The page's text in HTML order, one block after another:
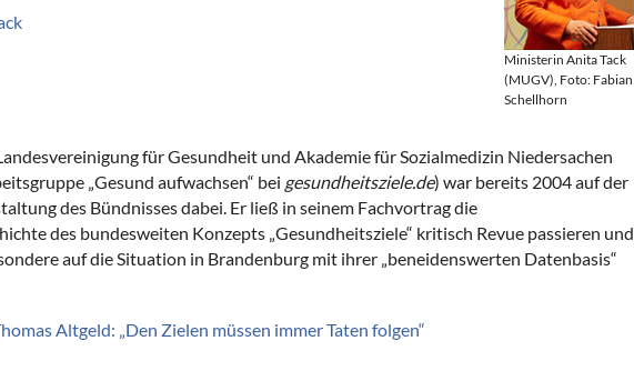
Ministerin Anita Tack
(MUGV), Foto: Fabian
Schellhorn
für Gesundheit und Akademie für Sozialmedizin Niedersachen
„Gesund aufwachsen“ bei gesundheitsziele.de) war bereits 2004 auf der
des Bündnisses dabei. Er ließ in seinem Fachvortrag die
des bundesweiten Konzepts „Gesundheitsziele“ kritisch Revue passieren und
auf die Situation in Brandenburg mit ihrer „beneidenswerten Datenbasis“
Altgeld: „Den Zielen müssen immer Taten folgen“